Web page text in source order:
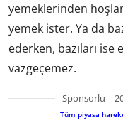
yemeklerinden
yemek ister. Ya da
ederken, bazıları ise
vazgeçemez.
Sponsorlu |
Tüm piyasa